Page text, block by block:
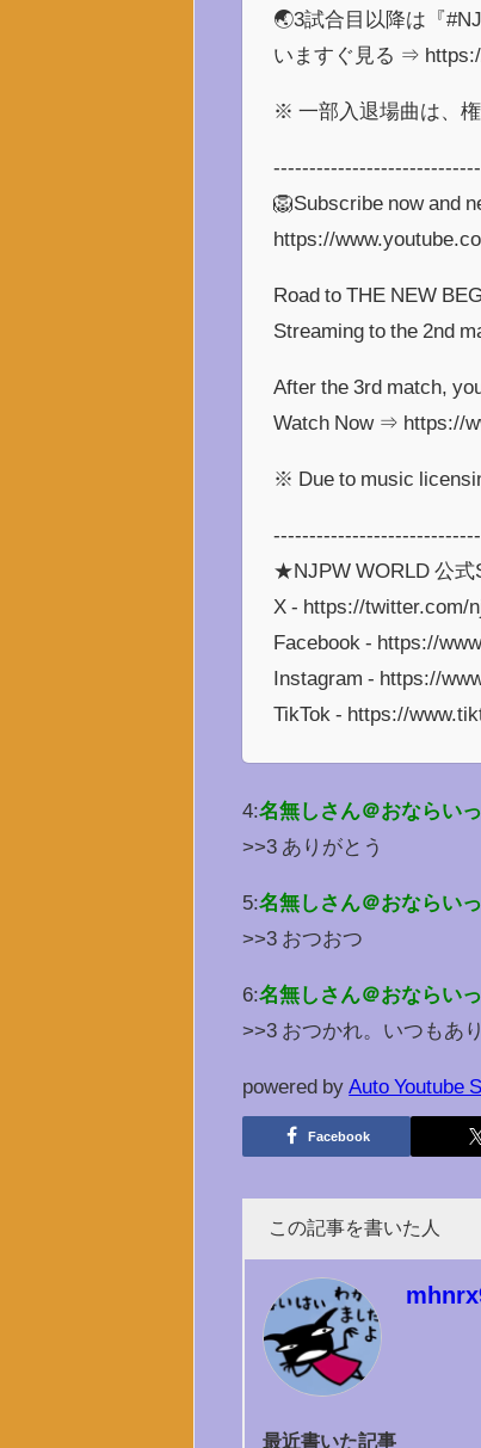
🌏3試合目以降は『
いますぐ見る ⇒
※ 一部入退場曲は、
🦁Subscribe now and
https://
Road to THE NEW
Streaming to the 2nd
After the 3rd match,
Watch Now ⇒ https://
※ Due to music
★NJPW WORLD 公式
X - https://twitter.com/
Facebook - https://
Instagram - https://
TikTok - https://
4:名無しさん＠おならい
>>3 ありがとう
5:名無しさん＠おならい
>>3 おつおつ
6:名無しさん＠おならい
>>3 おつかれ。いつもあ
powered by Auto Youtube
Facebook
この記事を書いた人
最近書いた記事